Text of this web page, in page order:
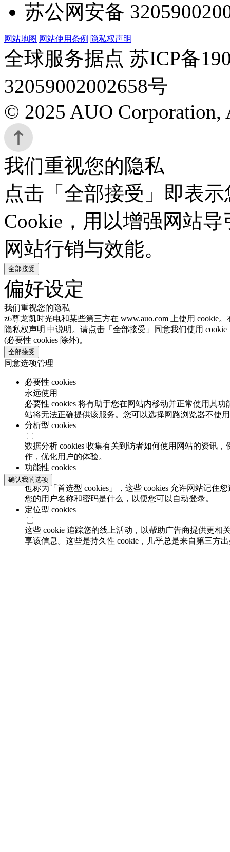
苏公网安备
网站地图 网站使用条例 隐私权声明
全球服务据点 苏ICP备
32059002002658号
© 2025 AUO Corporation,
我们重视您的隐私
点击「全部接受」即表
Cookie，用以增强网站
网站行销与效能。
全部接受
偏好设定
我们重视您的隐私
z6尊龙凯时光电和某些第三方在 www.auo.com 上使用 cookie
隐私权声明 中说明。请点击「全部接受」同意我们使用
(必要性 cookies 除外)。
全部接受
同意选项管理
必要性 cookies
永远使用
必要性 cookies 将有助于您在网站内移动并正常使用其
站将无法正确提供该服务。您可以选择网路浏览器不使
分析型 cookies
数据分析 cookies 收集有关到访者如何使用网站的资讯
作，优化用户的体验。
功能性 cookies
也称为「首选型 cookies」，这些 cookies 允许网站记
您的用户名称和密码是什么，以便您可以自动登录。
定位型 cookies
这些 cookie 追踪您的线上活动，以帮助广告商提供更相
享该信息。这些是持久性 cookie，几乎总是来自第三方
确认我的选项